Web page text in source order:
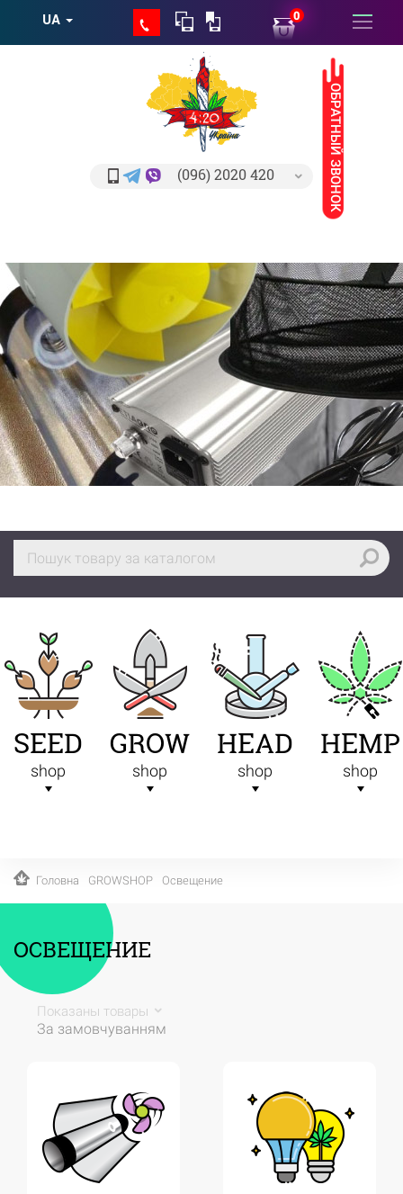
UA 0
ОБРАТНЫЙ ЗВОНОК
(096) 2020 420
SEED
shop
GROW
shop
HEAD
shop
HEMP
shop
Головна GROWSHOP Освещение
ОСВЕЩЕНИЕ
Показаны товары
За замовчуванням